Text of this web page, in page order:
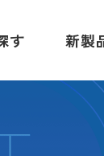
す 新製